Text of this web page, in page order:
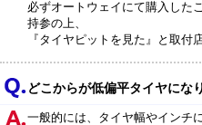
必ずオートウェイにて購入した
持参の上、
『タイヤピットを見た』と取付
どこからが低偏平タイヤにな
一般的には、タイヤ幅やインチ